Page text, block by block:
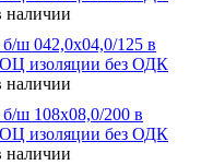
наличии
б/ш 042,0х04,0/125 в
изоляции без ОДК
наличии
б/ш 108х08,0/200 в
изоляции без ОДК
наличии